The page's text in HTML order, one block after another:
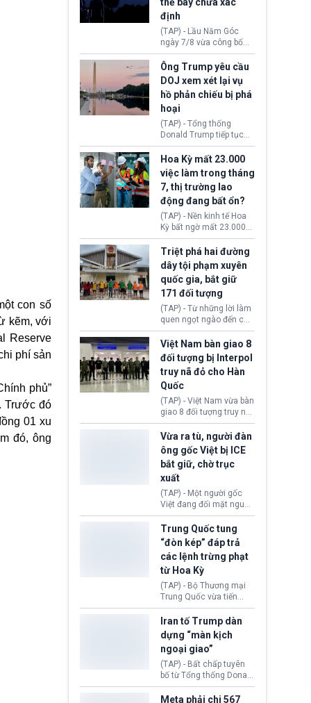
con số
kẽm, với
Reserve
phí sản
phủ”
Trước đó
01 xu
đó, ông
khiêu vũ mới rộng
khoảng 90.000 feet
vuông tại khu vực Cánh
Đông Nhà Trắng.
định
(TAP) - Lầu Năm Góc
ngày 7/8 vừa công bố
thêm 41 hồ sơ liên quan
đến UFO hay còn được
gọi là hiện tượng bất
thường chưa xác định
(UAP). Những tài liệu này
bao gồm hình ảnh,
video, báo cáo từ nhiều
cơ quan khác nhau như
Cục Điều tra Liên bang
(FBI), Cơ quan Tình báo
Trung ương (CIA) và Bộ
Ngoại giao (DOS).
Ông Trump yêu cầu
DOJ xem xét lại vụ
hồ phản chiếu bị phá
hoại
(TAP) - Tổng thống
Donald Trump tiếp tục
cho rằng, hồ phản chiếu
trước Đài tưởng niệm
Lincoln bị phá hoại. Lãnh
đạo Nhà Trắng yêu cầu
Bộ Tư pháp (DOJ) xem
xét lại quyết định hủy
truy tố những cá nhân bị
nghi ngờ làm hư hại
công trình.
Hoa Kỳ mất 23.000
việc làm trong tháng
7, thị trường lao
động đang bất ổn?
(TAP) - Nền kinh tế Hoa
Kỳ bất ngờ mất 23.000
việc làm vào tháng 7,
cho thấy thị trường lao
động có dấu hiệu suy
yếu sau thời gian duy trì
tương đối ổn định suốt
nửa năm 2026.
Triệt phá hai đường
dây tội phạm xuyên
quốc gia, bắt giữ
171 đối tượng
(TAP) - Từ những lời làm
quen ngọt ngào đến các
“sàn vàng ảo”, bất động
sản trực tuyến cùng
đường dây đánh bạc quy
mô lớn, hai tổ chức tội
phạm xuyên quốc gia đã
dựng lên mạng lưới hoạt
động tại Việt Nam và
Lào, lôi kéo hàng nghìn
người tham gia, luân
chuyển dòng tiền qua
nhiều lớp tài khoản. Sau
hơn 2 tuần phối hợp truy
xét, lực lượng chức năng
hai nước đã bắt giữ 171
Việt Nam bàn giao 8
đối tượng bị Interpol
truy nã đỏ cho Hàn
Quốc
(TAP) - Việt Nam vừa bàn
giao 8 đối tượng truy nã
đỏ Interpol cho lực lượng
chức năng Hàn Quốc.
Nhóm này bị xác định
lừa đảo 619 nạn nhân,
chiếm đoạt hơn 17,7 tỷ
KRW.
Vừa ra tù, người đàn
ông gốc Việt bị ICE
bắt giữ, chờ trục
xuất
(TAP) - Một người gốc
Việt đang đối mặt nguy
cơ bị trục xuất khỏi Hoa
Kỳ sau khi đã chấp hành
xong bản án liên quan
đến tội ác từ hơn 30
năm trước tại California.
Trung Quốc tung
“đòn kép” đáp trả
các lệnh trừng phạt
từ Hoa Kỳ
(TAP) - Bộ Thương mại
Trung Quốc vừa tiến
hành áp đặt lệnh trừng
phạt lên hàng loạt thực
thể và siết chặt kiểm
soát xuất khẩu máy bay
không người lái (UAV)
sang Hoa Kỳ. Động thái
này nhằm đáp trả các
biện pháp hạn chế
thương mại, áp thuế mới
Iran tố Trump dàn
dựng “màn kịch
ngoại giao”
(TAP) - Bất chấp tuyên
bố từ Tổng thống Donald
Trump về tiến trình đàm
phán hòa bình, Iran
Meta phải chi 567